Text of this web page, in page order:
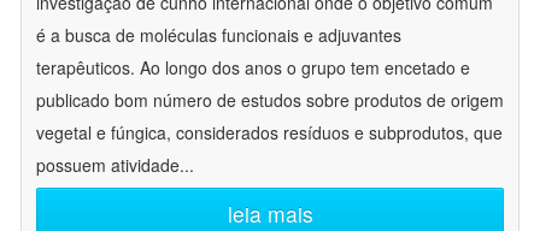
é a busca de moléculas funcionais e adjuvantes
terapêuticos. Ao longo dos anos o grupo tem encetado e
publicado bom número de estudos sobre produtos de origem
vegetal e fúngica, considerados resíduos e subprodutos, que
possuem atividade...
leia mais